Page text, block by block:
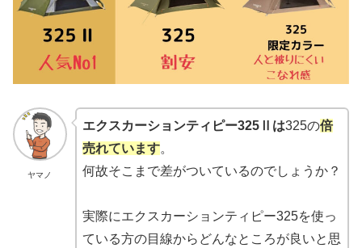
ヤマノ
エクスカーションティピー325Ⅱは325の倍
売れています。
何故そこまで差がついているのでしょうか？
実際にエクスカーションティピー325を使っ
ている方の目線からどんなところが良いと思